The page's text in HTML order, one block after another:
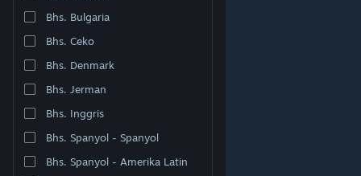
Bhs. Bulgaria
Bhs. Ceko
Bhs. Denmark
Bhs. Jerman
Bhs. Inggris
Bhs. Spanyol - Spanyol
Bhs. Spanyol - Amerika Latin